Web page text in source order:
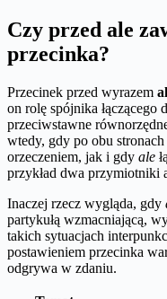
Czy przed ale
przecinka?
Przecinek przed wyrazem
on rolę spójnika łączącego
przeciwstawne
wtedy, gdy po obu stronach
orzeczeniem, jak i gdy ale
przykład dwa przymiotniki
Inaczej rzecz wygląda, gdy
partykułą wzmacniającą,
takich sytuacjach
postawieniem przecinka
odgrywa w zdaniu.